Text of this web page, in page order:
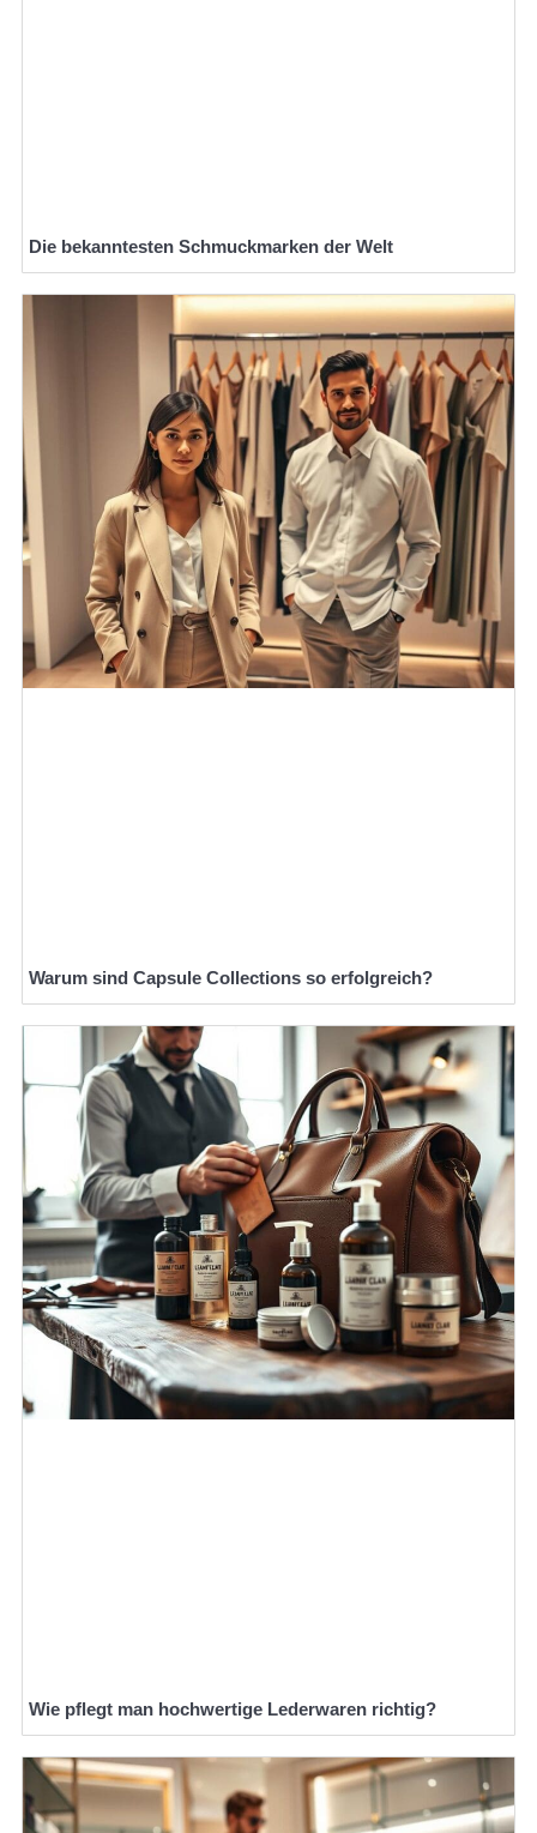
Die bekanntesten Schmuckmarken der Welt
Warum sind Capsule Collections so erfolgreich?
Wie pflegt man hochwertige Lederwaren richtig?